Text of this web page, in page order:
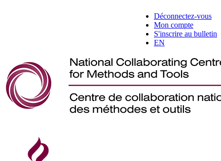
Déconnectez-vous
Mon compte
S'inscrire au bulletin
EN